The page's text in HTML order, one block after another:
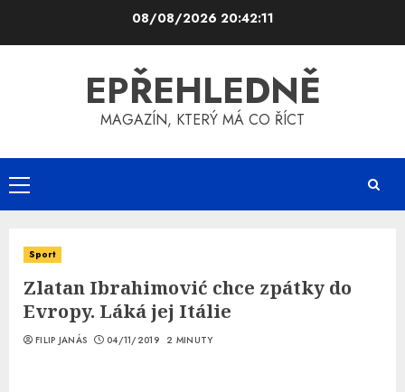
08/08/2026 20:42:12
EPŘEHLEDNĚ
MAGAZÍN, KTERÝ MÁ CO ŘÍCT
Primary
Menu
Sport
Zlatan Ibrahimović chce zpátky do
Evropy. Láká jej Itálie
FILIP JANÁS 04/11/2019 2 MINUTY